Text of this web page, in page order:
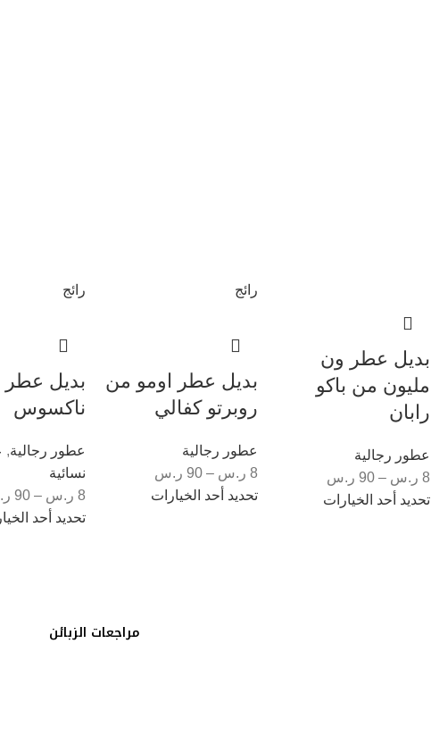
بديل عطر ون
مليون من باكو
رابان
عطور رجالية
8 ر.س –
90 ر.س
تحديد أحد الخيارات
رائج
بديل عطر اومو من
روبرتو كفالي
عطور رجالية
8 ر.س –
90 ر.س
تحديد أحد الخيارات
رائج
بديل
ناكسوس
عطور رجالية,
نسائية
8 ر.س –
90
تحديد أحد
مراجعات الزبائن